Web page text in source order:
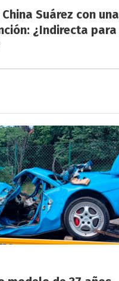
Suárez con una
¿Indirecta para